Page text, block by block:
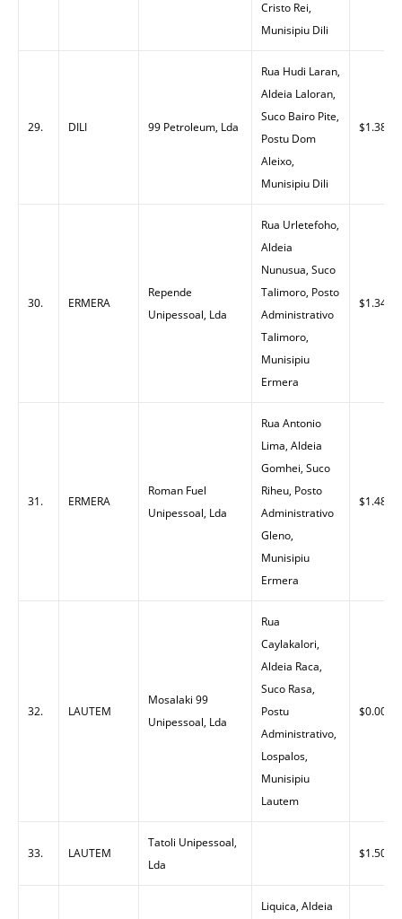
Cristo Rei,
Munisipiu Dili
29. DILI 99 Petroleum, Lda
Rua Hudi Laran,
Aldeia Laloran,
Suco Bairo Pite,
Postu Dom
Aleixo,
Munisipiu Dili
$1.38
30. ERMERA
Repende
Unipessoal, Lda
Rua Urletefoho,
Aldeia
Nunusua, Suco
Talimoro, Posto
Administrativo
Talimoro,
Munisipiu
Ermera
$1.34
31. ERMERA
Roman Fuel
Unipessoal, Lda
Rua Antonio
Lima, Aldeia
Gomhei, Suco
Riheu, Posto
Administrativo
Gleno,
Munisipiu
Ermera
$1.48
32. LAUTEM
Mosalaki 99
Unipessoal, Lda
Rua
Caylakalori,
Aldeia Raca,
Suco Rasa,
Postu
Administrativo,
Lospalos,
Munisipiu
Lautem
$0.00
33. LAUTEM
Tatoli Unipessoal,
Lda
$1.50
Liquica, Aldeia